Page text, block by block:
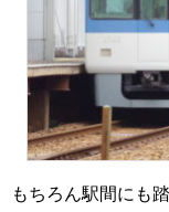
もちろん駅間にも